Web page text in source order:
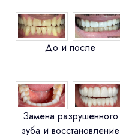
До и после
Замена разрушенного
зуба и восстановление